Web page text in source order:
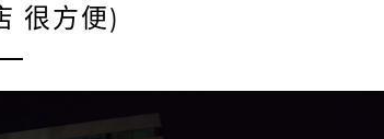
很方便)